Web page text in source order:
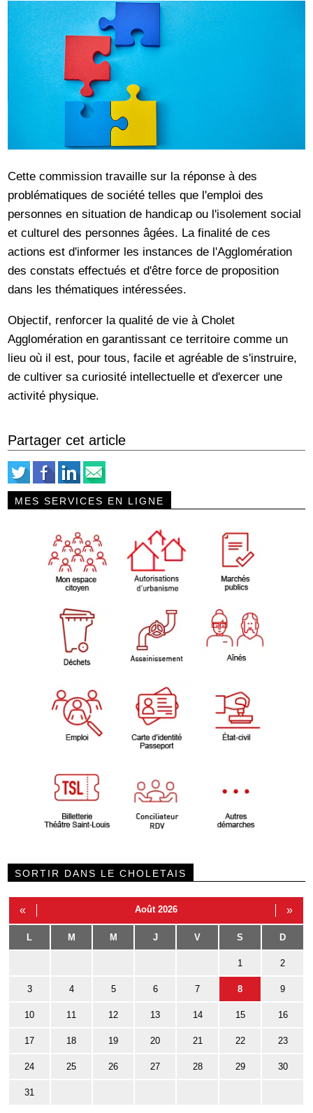
Cette commission travaille sur la réponse à des
problématiques de société telles que l'emploi des
personnes en situation de handicap ou l'isolement social
et culturel des personnes âgées. La finalité de ces
actions est d'informer les instances de l'Agglomération
des constats effectués et d'être force de proposition
dans les thématiques intéressées.
Objectif, renforcer la qualité de vie à Cholet
Agglomération en garantissant ce territoire comme un
lieu où il est, pour tous, facile et agréable de s'instruire,
de cultiver sa curiosité intellectuelle et d'exercer une
activité physique.
Partager cet article
MES SERVICES EN LIGNE
SORTIR DANS LE CHOLETAIS
« Août 2026 »
L M M J V S D
1 2
3 4 5 6 7 8 9
10 11 12 13 14 15 16
17 18 19 20 21 22 23
24 25 26 27 28 29 30
31